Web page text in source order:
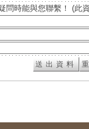
問時能與您聯繫！ (此